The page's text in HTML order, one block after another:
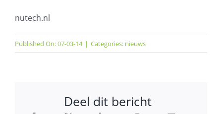
nutech.nl
Published On: 07-03-14 | Categories: nieuws
Deel dit bericht